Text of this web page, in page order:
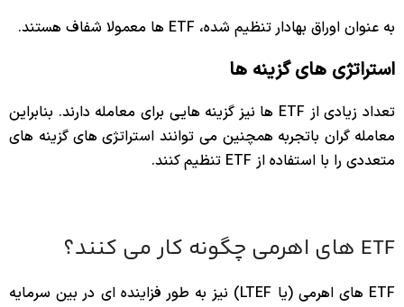
به عنوان اوراق بهادار تنظیم شده، ETF ها معمولا شفاف هستند.
استراتژی های گزینه ها
تعداد زیادی از ETF ها نیز گزینه هایی برای معامله دارند. بنابراین
معامله گران باتجربه همچنین می توانند استراتژی های گزینه های
متعددی را با استفاده از ETF تنظیم کنند.
ETF های اهرمی چگونه کار می کنند؟
ETF های اهرمی (یا LTEF) نیز به طور فزاینده ای در بین سرمایه